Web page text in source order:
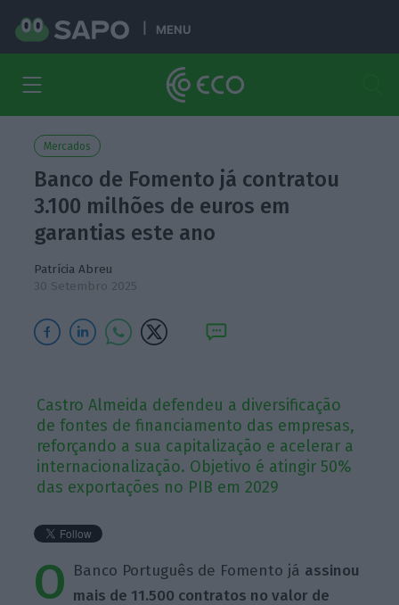
MENU
Mercados
Banco de Fomento já contratou
3.100 milhões de euros em
garantias este ano
Patrícia Abreu
30 Setembro 2025
Castro Almeida defendeu a diversificação
de fontes de financiamento das empresas,
reforçando a sua capitalização e acelerar a
internacionalização. Objetivo é atingir 50%
das exportações no PIB em 2029
O Banco Português de Fomento já assinou
mais de 11.500 contratos no valor de